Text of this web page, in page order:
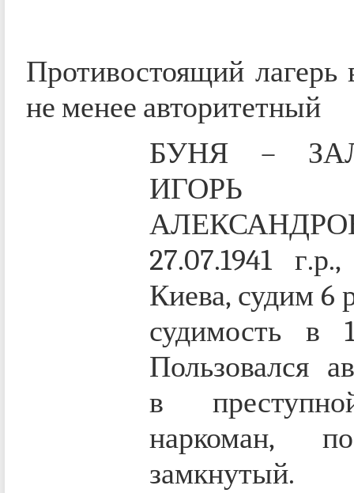
Противостоящий лагерь
не менее авторитетный
БУНЯ –
ИГОРЬ
27.07.1941
Киева, судим 6
судимость в
Пользовался
в
наркоман,
замкнутый.